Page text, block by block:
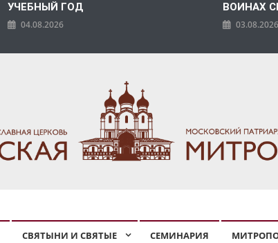
УЧЕБНЫЙ ГОД
04.08.2026
ВОИНАХ
СВЯТЫНИ И СВЯТЫЕ СЕМИНАРИЯ